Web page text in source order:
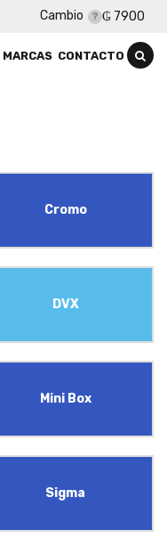
Cambio ₲ 7900
MARCAS CONTACTO
Cromo
DVX
Mini Box
Sigma